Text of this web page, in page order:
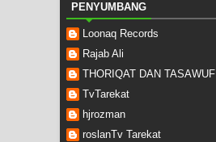
PENYUMBANG
Loonaq Records
Rajab Ali
THORIQAT DAN TASAWUF
TvTarekat
hjrozman
roslanTv Tarekat